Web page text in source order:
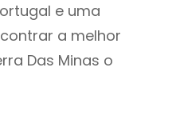
e uma
a melhor
Das Minas o